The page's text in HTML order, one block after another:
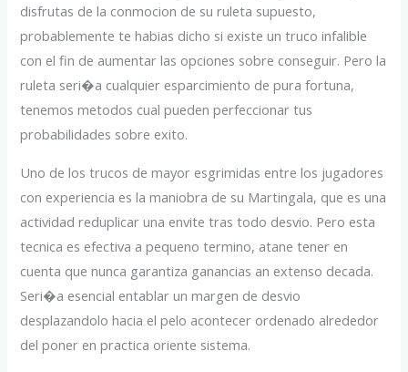
disfrutas de la conmocion de su ruleta supuesto,
probablemente te habias dicho si existe un truco infalible
con el fin de aumentar las opciones sobre conseguir. Pero la
ruleta seri�a cualquier esparcimiento de pura fortuna,
tenemos metodos cual pueden perfeccionar tus
probabilidades sobre exito.
Uno de los trucos de mayor esgrimidas entre los jugadores
con experiencia es la maniobra de su Martingala, que es una
actividad reduplicar una envite tras todo desvio. Pero esta
tecnica es efectiva a pequeno termino, atane tener en
cuenta que nunca garantiza ganancias an extenso decada.
Seri�a esencial entablar un margen de desvio
desplazandolo hacia el pelo acontecer ordenado alrededor
del poner en practica oriente sistema.